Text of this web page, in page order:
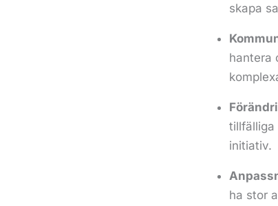
skapa
hantera
tillfälliga
initiativ.
ha stor